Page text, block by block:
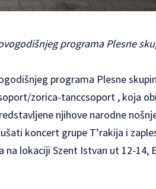
programa Plesne
programa Plesne
zorica-tanccsoport , koja
njihove narodne
koncert grupe T’rakija i
na lokaciji Szent Istvan ut 12-14,